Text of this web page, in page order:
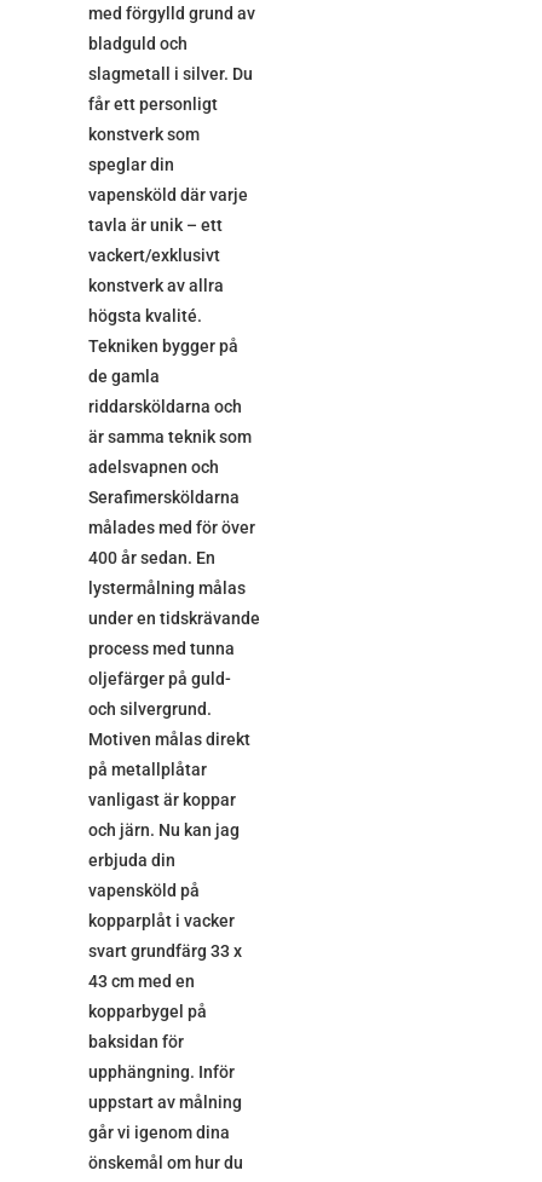
med förgylld grund av
bladguld och
slagmetall i silver. Du
får ett personligt
konstverk som
speglar din
vapensköld där varje
tavla är unik – ett
vackert/exklusivt
konstverk av allra
högsta kvalité.
Tekniken bygger på
de gamla
riddarsköldarna och
är samma teknik som
adelsvapnen och
Serafimersköldarna
målades med för över
400 år sedan. En
lystermålning målas
under en tidskrävande
process med tunna
oljefärger på guld-
och silvergrund.
Motiven målas direkt
på metallplåtar
vanligast är koppar
och järn. Nu kan jag
erbjuda din
vapensköld på
kopparplåt i vacker
svart grundfärg 33 x
43 cm med en
kopparbygel på
baksidan för
upphängning. Inför
uppstart av målning
går vi igenom dina
önskemål om hur du